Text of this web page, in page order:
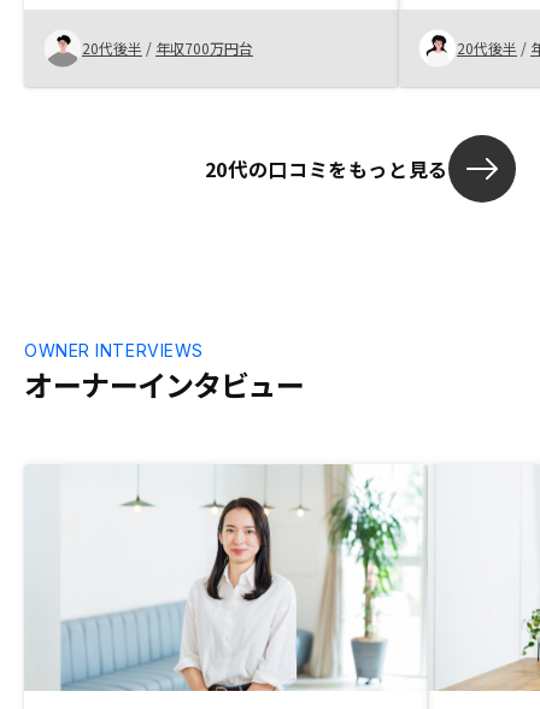
20代後半 / 年収700万円台
た。プランを
められると思
た。
20代後半 /
20代の口コミをもっと見る
オーナーインタビュー
OWNER INTERVIEWS